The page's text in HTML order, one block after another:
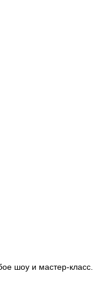
шоу и мастер-класс.